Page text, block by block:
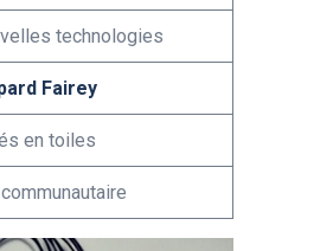
technologies
Fairey
en toiles